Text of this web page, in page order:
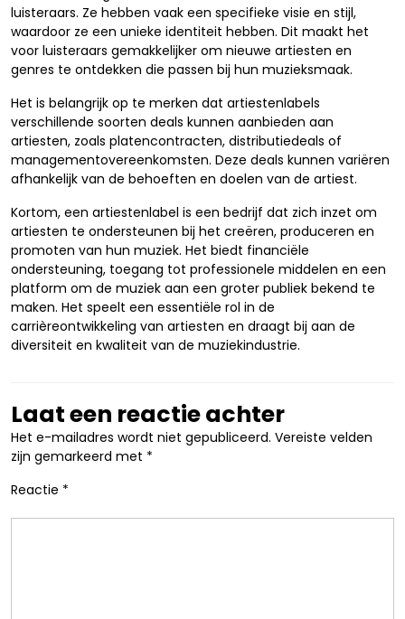
luisteraars. Ze hebben vaak een specifieke visie en stijl,
waardoor ze een unieke identiteit hebben. Dit maakt het
voor luisteraars gemakkelijker om nieuwe artiesten en
genres te ontdekken die passen bij hun muzieksmaak.
Het is belangrijk op te merken dat artiestenlabels
verschillende soorten deals kunnen aanbieden aan
artiesten, zoals platencontracten, distributiedeals of
managementovereenkomsten. Deze deals kunnen variëren
afhankelijk van de behoeften en doelen van de artiest.
Kortom, een artiestenlabel is een bedrijf dat zich inzet om
artiesten te ondersteunen bij het creëren, produceren en
promoten van hun muziek. Het biedt financiële
ondersteuning, toegang tot professionele middelen en een
platform om de muziek aan een groter publiek bekend te
maken. Het speelt een essentiële rol in de
carrièreontwikkeling van artiesten en draagt bij aan de
diversiteit en kwaliteit van de muziekindustrie.
Laat een reactie achter
Het e-mailadres wordt niet gepubliceerd. Vereiste velden
zijn gemarkeerd met *
Reactie *